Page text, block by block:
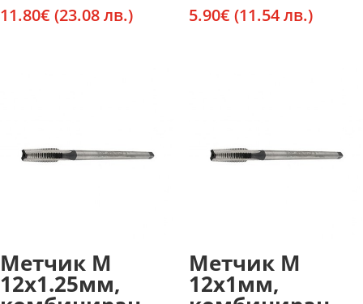
11.80€ (23.08 лв.) 5.90€ (11.54 лв.)
Метчик М
12х1.25мм,
Метчик М
12х1мм,